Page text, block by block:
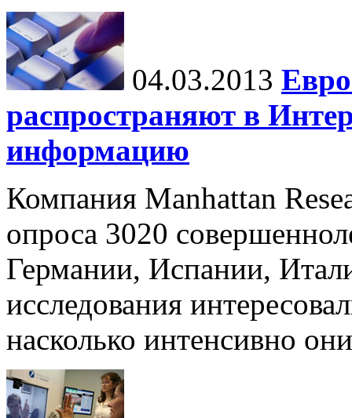
04.03.2013
распространяют в
информацию
Компания Manhattan
опроса 3020
Германии, Испании,
исследования
насколько интенсивно